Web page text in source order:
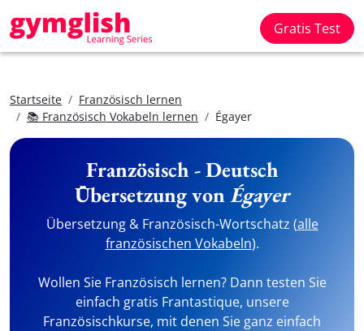
Gratis Test
Startseite
Französisch lernen
📚 Französisch Vokabeln lernen
Égayer
Französisch - Deutsch
Übersetzung vonÉgayer
Übersetzung & Französisch-Wortschatz (alle
französischen Vokabeln).
Wollen Sie Französisch lernen? Dann testen Sie
einfach gratis Frantastique, unsere
Französischkurse, mit denen Sie ganz einfach